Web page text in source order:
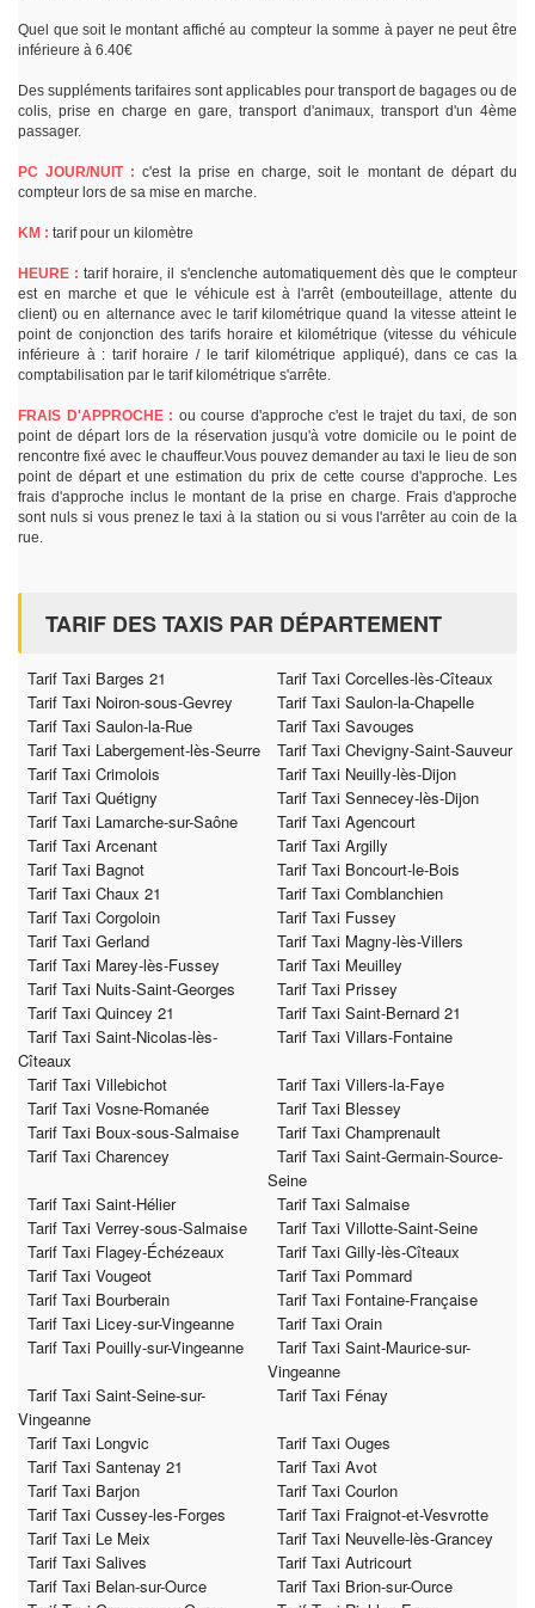
Quel que soit le montant affiché au compteur la somme à payer ne peut être
inférieure à 6.40€
Des suppléments tarifaires sont applicables pour transport de bagages ou de
colis, prise en charge en gare, transport d'animaux, transport d'un 4ème
passager.
PC JOUR/NUIT : c'est la prise en charge, soit le montant de départ du
compteur lors de sa mise en marche.
KM : tarif pour un kilomètre
HEURE : tarif horaire, il s'enclenche automatiquement dès que le compteur
est en marche et que le véhicule est à l'arrêt (embouteillage, attente du
client) ou en alternance avec le tarif kilométrique quand la vitesse atteint le
point de conjonction des tarifs horaire et kilométrique (vitesse du véhicule
inférieure à : tarif horaire / le tarif kilométrique appliqué), dans ce cas la
comptabilisation par le tarif kilométrique s'arrête.
FRAIS D'APPROCHE : ou course d'approche c'est le trajet du taxi, de son
point de départ lors de la réservation jusqu'à votre domicile ou le point de
rencontre fixé avec le chauffeur.Vous pouvez demander au taxi le lieu de son
point de départ et une estimation du prix de cette course d'approche. Les
frais d'approche inclus le montant de la prise en charge. Frais d'approche
sont nuls si vous prenez le taxi à la station ou si vous l'arrêter au coin de la
rue.
TARIF DES TAXIS PAR DÉPARTEMENT
Tarif Taxi Barges 21
Tarif Taxi Corcelles-lès-Cîteaux
Tarif Taxi Noiron-sous-Gevrey
Tarif Taxi Saulon-la-Chapelle
Tarif Taxi Saulon-la-Rue
Tarif Taxi Savouges
Tarif Taxi Labergement-lès-Seurre
Tarif Taxi Chevigny-Saint-Sauveur
Tarif Taxi Crimolois
Tarif Taxi Neuilly-lès-Dijon
Tarif Taxi Quétigny
Tarif Taxi Sennecey-lès-Dijon
Tarif Taxi Lamarche-sur-Saône
Tarif Taxi Agencourt
Tarif Taxi Arcenant
Tarif Taxi Argilly
Tarif Taxi Bagnot
Tarif Taxi Boncourt-le-Bois
Tarif Taxi Chaux 21
Tarif Taxi Comblanchien
Tarif Taxi Corgoloin
Tarif Taxi Fussey
Tarif Taxi Gerland
Tarif Taxi Magny-lès-Villers
Tarif Taxi Marey-lès-Fussey
Tarif Taxi Meuilley
Tarif Taxi Nuits-Saint-Georges
Tarif Taxi Prissey
Tarif Taxi Quincey 21
Tarif Taxi Saint-Bernard 21
Tarif Taxi Saint-Nicolas-lès-
Cîteaux
Tarif Taxi Villars-Fontaine
Tarif Taxi Villebichot
Tarif Taxi Villers-la-Faye
Tarif Taxi Vosne-Romanée
Tarif Taxi Blessey
Tarif Taxi Boux-sous-Salmaise
Tarif Taxi Champrenault
Tarif Taxi Charencey
Tarif Taxi Saint-Germain-Source-
Seine
Tarif Taxi Saint-Hélier
Tarif Taxi Salmaise
Tarif Taxi Verrey-sous-Salmaise
Tarif Taxi Villotte-Saint-Seine
Tarif Taxi Flagey-Échézeaux
Tarif Taxi Gilly-lès-Cîteaux
Tarif Taxi Vougeot
Tarif Taxi Pommard
Tarif Taxi Bourberain
Tarif Taxi Fontaine-Française
Tarif Taxi Licey-sur-Vingeanne
Tarif Taxi Orain
Tarif Taxi Pouilly-sur-Vingeanne
Tarif Taxi Saint-Maurice-sur-
Vingeanne
Tarif Taxi Saint-Seine-sur-
Vingeanne
Tarif Taxi Fénay
Tarif Taxi Longvic
Tarif Taxi Ouges
Tarif Taxi Santenay 21
Tarif Taxi Avot
Tarif Taxi Barjon
Tarif Taxi Courlon
Tarif Taxi Cussey-les-Forges
Tarif Taxi Fraignot-et-Vesvrotte
Tarif Taxi Le Meix
Tarif Taxi Neuvelle-lès-Grancey
Tarif Taxi Salives
Tarif Taxi Autricourt
Tarif Taxi Belan-sur-Ource
Tarif Taxi Brion-sur-Ource